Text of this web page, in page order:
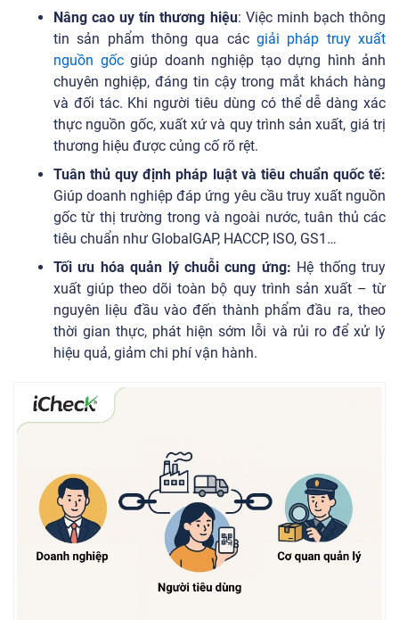
Nâng cao uy tín thương hiệu: Việc minh bạch thông
tin sản phẩm thông qua các giải pháp truy xuất
nguồn gốcgiúp doanh nghiệp tạo dựng hình ảnh
chuyên nghiệp, đáng tin cậy trong mắt khách hàng
và đối tác. Khi người tiêu dùng có thể dễ dàng xác
thực nguồn gốc, xuất xứ và quy trình sản xuất, giá trị
thương hiệu được củng cố rõ rệt.
Tuân thủ quy định pháp luật và tiêu chuẩn quốc tế:
Giúp doanh nghiệp đáp ứng yêu cầu truy xuất nguồn
gốc từ thị trường trong và ngoài nước, tuân thủ các
tiêu chuẩn như GlobalGAP, HACCP, ISO, GS1…
Tối ưu hóa quản lý chuỗi cung ứng: Hệ thống truy
xuất giúp theo dõi toàn bộ quy trình sản xuất – từ
nguyên liệu đầu vào đến thành phẩm đầu ra, theo
thời gian thực, phát hiện sớm lỗi và rủi ro để xử lý
hiệu quả, giảm chi phí vận hành.